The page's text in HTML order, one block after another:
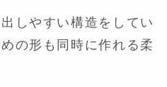
しやすい構造をしてい
の形も同時に作れる柔